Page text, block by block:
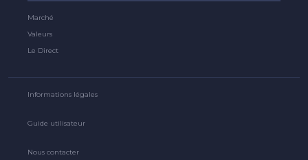
Marché
Valeurs
Le Direct
Informations légales
Guide utilisateur
Nous contacter